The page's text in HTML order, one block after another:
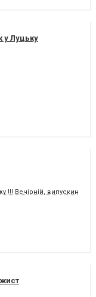
у Луцьку
!!! Вечірній,